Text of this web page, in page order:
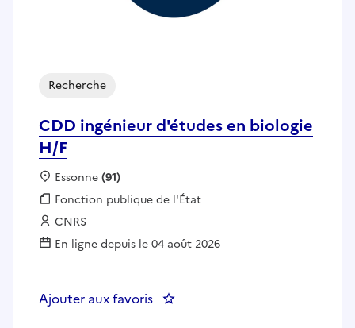
CDD ingénieur d'études en biologie
H/F
Recherche
Localisation :
Essonne(91)
Fonction publique :
Fonction publique de l'État
Employeur :
CNRS
En ligne depuis le 04 août 2026
Ajouter aux favoris : CDD ingénieur d'études en